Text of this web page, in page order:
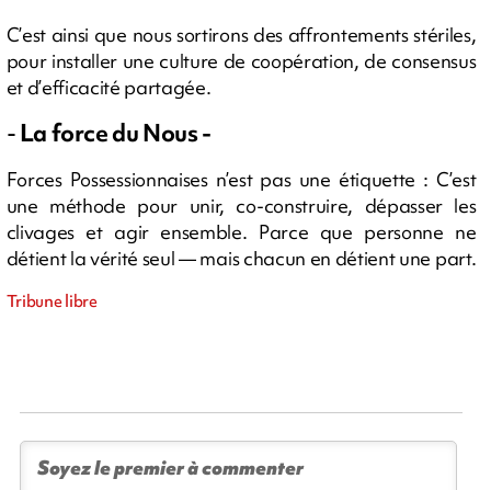
C’est ainsi que nous sortirons des affrontements stériles,
pour installer une culture de coopération, de consensus
et d’efficacité partagée.
-La force du Nous -
Forces Possessionnaises n’est pas une étiquette : C’est
une méthode pour unir, co-construire, dépasser les
clivages et agir ensemble. Parce que personne ne
détient la vérité seul — mais chacun en détient une part.
Tribune libre